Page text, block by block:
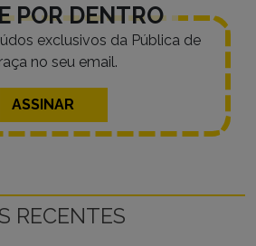
POR DENTRO
exclusivos da Pública de
no seu email.
ASSINAR
RECENTES